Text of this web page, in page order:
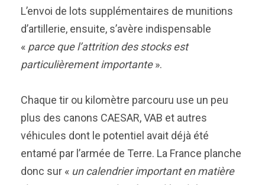
L’envoi de lots supplémentaires de munitions
d’artillerie, ensuite, s’avère indispensable
« parce que l’attrition des stocks est
particulièrement importante».
Chaque tir ou kilomètre parcouru use un peu
plus des canons CAESAR, VAB et autres
véhicules dont le potentiel avait déjà été
entamé par l’armée de Terre. La France planche
donc sur « un calendrier important en matière